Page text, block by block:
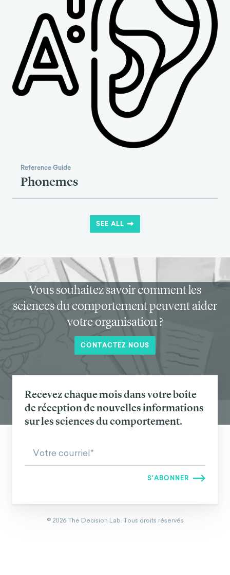
Reference Guide
Phonemes
SEE ALL
Vous souhaitez savoir comment les
sciences du comportement peuvent aider
votre organisation ?
CONTACTEZ NOUS
Recevez chaque mois dans votre boîte
de réception de nouvelles informations
sur les sciences du comportement.
© 2026The Decision Lab.Tous droits réservés